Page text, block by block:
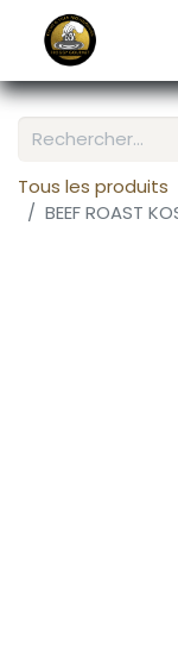
Tous les produits
BEEF ROAST